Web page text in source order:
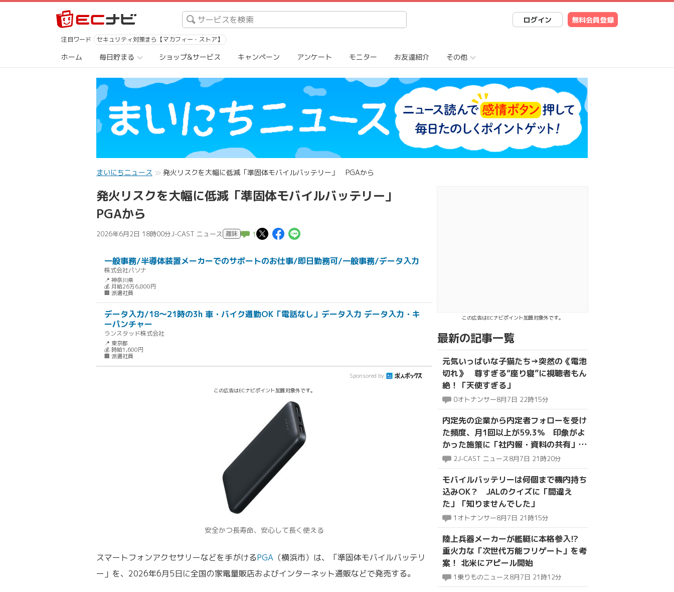
ログイン 無料会員登録
注目ワード セキュリティ対策まら【マカフィー・ストア】
ホーム 毎日貯まる ショップ&サービス キャンペーン アンケート モニター お友達紹介 その他
まいにちニュース 発火リスクを大幅に低減「準固体モバイルバッテリー」 PGAから
発火リスクを大幅に低減「準固体モバイルバッテリー」
PGAから
2026年6月2日 18時00分 J-CAST ニュース 趣味 1 この記事についてポスト
この記事についてFacebookでシェア
一般事務/半導体装置メーカーでのサポートのお仕事/即日勤務可/一般事務/データ入力
株式会社パソナ
📍 神奈川県
💰 月給26万6,800円
🏢 派遣社員
データ入力/18～21時の3h 車・バイク通勤OK「電話なし」データ入力 データ入力・キ
ーパンチャー
ランスタッド株式会社
📍 東京都
💰 時給1,600円
🏢 派遣社員
Sponsored by
この広告はECナビポイント加算対象外です。
安全かつ長寿命、安心して長く使える
スマートフォンアクセサリーなどを手がけるPGA （横浜市）は、「準固体モバイルバッテリ
ー」を、2026年6月5日に全国の家電量販店およびインターネット通販などで発売する。
この広告はECナビポイント加算対象外です。
最新の記事一覧
元気いっぱいな子猫たち→突然の《電池
切れ》 尊すぎる“座り寝”に視聴者もん
絶！「天使すぎる」
0オトナンサー8月7日 22時15分
内定先の企業から内定者フォローを受け
た頻度、月1回以上が59.3％ 印象がよ
かった施策に「社内報・資料の共有」
83.0％ マイナビ調査
2J-CAST ニュース8月7日 21時20分
モバイルバッテリーは何個まで機内持ち
込みOK？ JALのクイズに「間違え
た」「知りませんでした」
1 オトナンサー8月7日 21時15分
陸上兵器メーカーが艦艇に本格参入!?
重火力な「次世代万能フリゲート」を考
案！ 北米にアピール開始
1 乗りものニュース8月7日 21時12分